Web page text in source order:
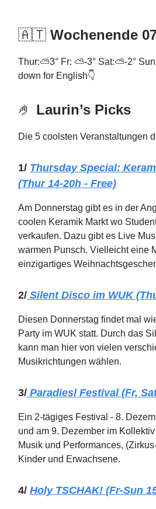
🇦🇹 Wochenende
Thur:⛅3° Fr: ⛅-3° Sat:⛅-2°
down for English👇
🤌 Laurin’s Picks
Die 5 coolsten Veranstaltungen
1/ Thursday Special:
(Thur 14-20h - Free)
Am Donnerstag gibt es in der
coolen Keramik Markt wo
verkaufen. Dazu gibt es Live
warmen Punsch. Vielleicht eine
einzigartiges
2/ Silent Disco im WUK
Diesen Donnerstag findet mal
Party im WUK statt. Durch das
kann man hier von vielen
Musikrichtungen wählen.
3/ Paradiesl Festival (Fr,
Ein 2-tägiges Festival - 8.
und am 9. Dezember im
Musik und Performances,
Kinder und Erwachsene.
4/ Holy TSCHAK! (Fr-Sun